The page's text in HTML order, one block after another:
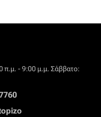
π.μ. - 9:00 μ.μ. Σάββατο: